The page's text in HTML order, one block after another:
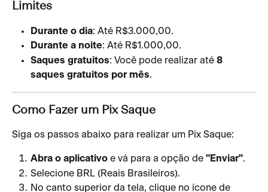
Limites
Durante o dia: Até R$3.000,00.
Durante a noite: Até R$1.000,00.
Saques gratuitos: Você pode realizar até 8
saques gratuitos por mês.
Como Fazer um Pix Saque
Siga os passos abaixo para realizar um Pix Saque:
Abra o aplicativo e vá para a opção de "Enviar".
Selecione BRL (Reais Brasileiros).
No canto superior da tela, clique no ícone de